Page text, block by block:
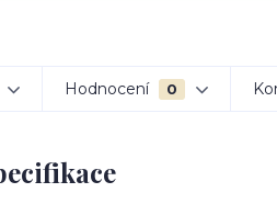
Hodnocení 0